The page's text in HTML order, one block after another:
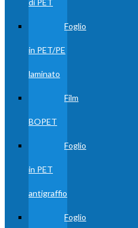
di PET
Foglio
in PET/PE
laminato
Film
BOPET
Foglio
in PET
antigraffio
Foglio